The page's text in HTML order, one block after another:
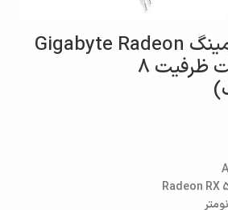
کارت گرافیک گیمینگ Gigabyte Radeon
RX 580 گیگابایت ظرفیت 8
Radeon RX